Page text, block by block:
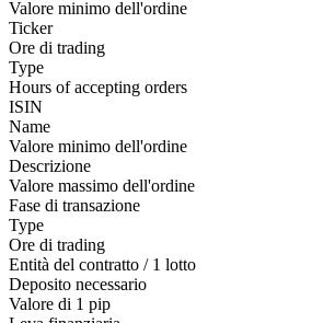
Valore minimo dell'ordine
Ticker
Ore di trading
Type
Hours of accepting orders
ISIN
Name
Valore minimo dell'ordine
Descrizione
Valore massimo dell'ordine
Fase di transazione
Type
Ore di trading
Entità del contratto / 1 lotto
Deposito necessario
Valore di 1 pip